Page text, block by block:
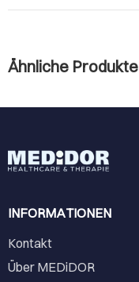
Ähnliche Produkte
INFORMATIONEN
Kontakt
Über MEDiDOR